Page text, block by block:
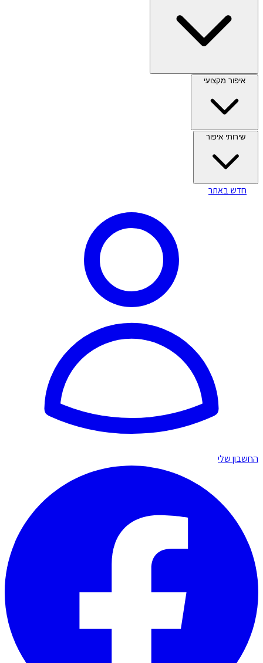
איפור מקצועי
שירותי איפור
חדש באתר
החשבון שלי